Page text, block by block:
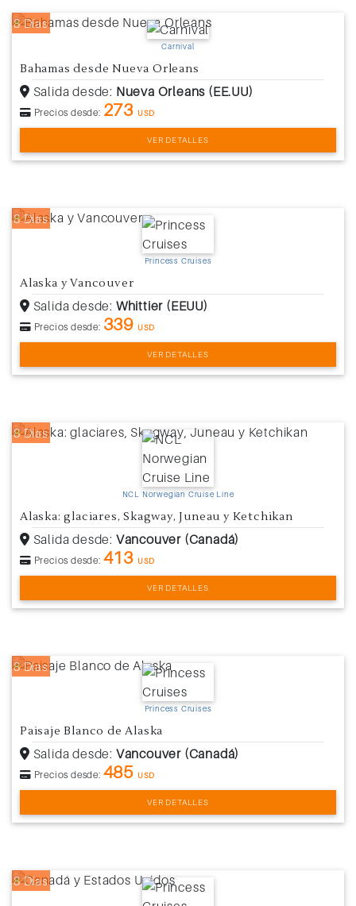
8 Días
Carnival
Bahamas desde Nueva Orleans
Salida desde: Nueva Orleans (EE.UU)
Precios desde: 273 USD
VER DETALLES
8 Días
Princess Cruises
Alaska y Vancouver
Salida desde: Whittier (EEUU)
Precios desde: 339 USD
VER DETALLES
8 Días
NCL Norwegian Cruise Line
Alaska: glaciares, Skagway, Juneau y Ketchikan
Salida desde: Vancouver (Canadá)
Precios desde: 413 USD
VER DETALLES
8 Días
Princess Cruises
Paisaje Blanco de Alaska
Salida desde: Vancouver (Canadá)
Precios desde: 485 USD
VER DETALLES
8 Días